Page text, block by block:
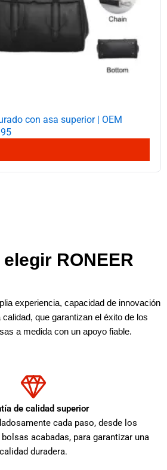
con asa superior | OEM
RONEER
experiencia, capacidad de innovación
que garantizan el éxito de los
a medida con un apoyo fiable.
de calidad superior
cada paso, desde los
acabadas, para garantizar una
calidad duradera.